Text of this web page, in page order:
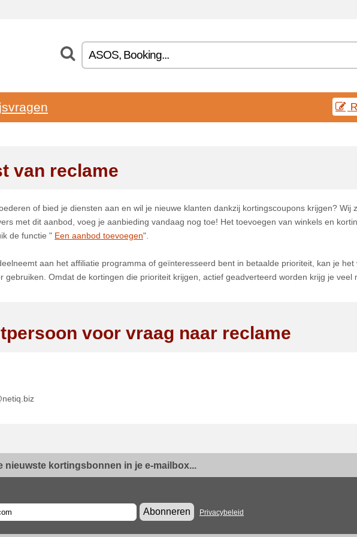
van reclame
of bied je diensten aan en wil je nieuwe klanten dankzij kortingscoupons krijgen? Wij
met dit aanbod, voeg je aanbieding vandaag nog toe! Het toevoegen van winkels en
de functie " Een aanbod toevoegen".
aan het affiliatie programma of geïnteresseerd bent in betaalde prioriteit, kan je het
gebruiken. Omdat de kortingen die prioriteit krijgen, actief geadverteerd worden krijg je veel
voor vraag naar reclame
nieuwste kortingsbonnen in je e-mailbox...
Abonneren
Privacybeleid